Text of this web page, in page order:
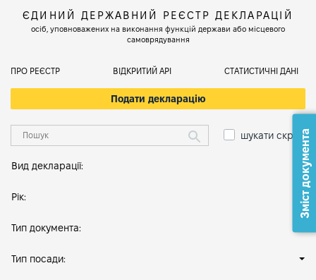
ЄДИНИЙ ДЕРЖАВНИЙ РЕЄСТР ДЕКЛАРАЦІЙ
осіб, уповноважених на виконання функцій держави або місцевого
самоврядування
ПРО РЕЄСТР ВІДКРИТИЙ АРІ СТАТИСТИЧНІ ДАНІ
Подати декларацію
шукати скрізь
Вид декларації:
Рік:
Тип документа:
Тип посади:
Зміст документа